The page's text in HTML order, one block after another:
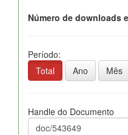
Número de downloads
Período:
Total
Ano Mês
Handle do Documento